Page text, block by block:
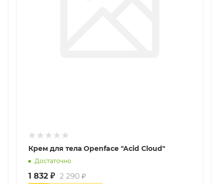
Крем для тела Openface "Acid Cloud"
Достаточно
1 832 ₽ 2 290 ₽